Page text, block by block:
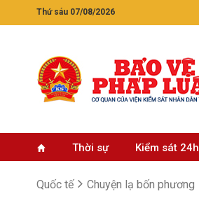
Thứ sáu 07/08/2026
Thời sự Kiểm sát 24h
Quốc tế Chuyện lạ bốn phương